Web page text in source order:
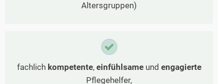
Altersgruppen)
fachlich kompetente, einfühlsameund engagierte
Pflegehelfer,